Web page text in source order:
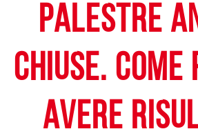
Palestre
chiuse.
avere